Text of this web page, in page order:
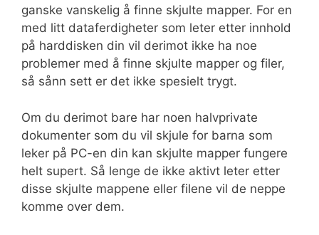
ganske vanskelig å finne skjulte mapper. For en
med litt dataferdigheter som leter etter innhold
på harddisken din vil derimot ikke ha noe
problemer med å finne skjulte mapper og filer,
så sånn sett er det ikke spesielt trygt.
Om du derimot bare har noen halvprivate
dokumenter som du vil skjule for barna som
leker på PC-en din kan skjulte mapper fungere
helt supert. Så lenge de ikke aktivt leter etter
disse skjulte mappene eller filene vil de neppe
komme over dem.